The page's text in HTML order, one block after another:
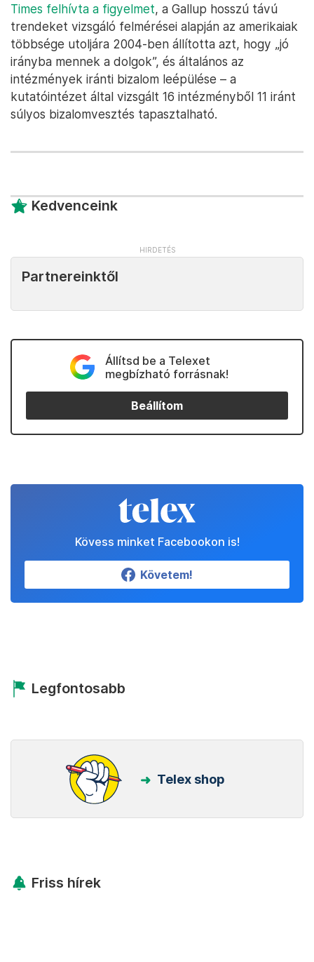
Times felhívta a figyelmet, a Gallup hosszú távú
trendeket vizsgáló felmérései alapján az amerikaiak
többsége utoljára 2004-ben állította azt, hogy „jó
irányba mennek a dolgok”, és általános az
intézmények iránti bizalom leépülése – a
kutatóintézet által vizsgált 16 intézményből 11 iránt
súlyos bizalomvesztés tapasztalható.
Kedvenceink
Partnereinktől
Állítsd be a Telexet
megbízható forrásnak!
Beállítom
Kövess minket Facebookon is!
Követem!
Legfontosabb
Telex shop
Friss hírek